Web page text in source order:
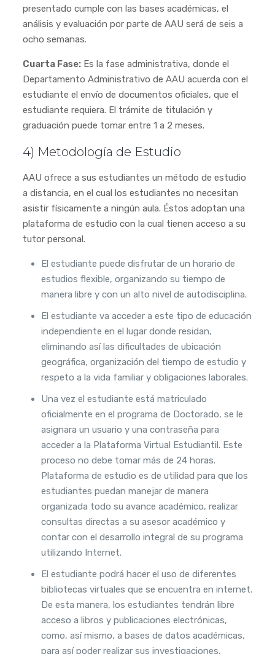
presentado cumple con las bases académicas, el
análisis y evaluación por parte de AAU será de seis a
ocho semanas.
Cuarta Fase:Es la fase administrativa, donde el
Departamento Administrativo de AAU acuerda con el
estudiante el envío de documentos oficiales, que el
estudiante requiera. El trámite de titulación y
graduación puede tomar entre 1 a 2 meses.
4) Metodología de Estudio
AAU ofrece a sus estudiantes un método de estudio
a distancia, en el cual los estudiantes no necesitan
asistir físicamente a ningún aula. Éstos adoptan una
plataforma de estudio con la cual tienen acceso a su
tutor personal.
El estudiante puede disfrutar de un horario de
estudios flexible, organizando su tiempo de
manera libre y con un alto nivel de autodisciplina.
El estudiante va acceder a este tipo de educación
independiente en el lugar donde residan,
eliminando así las dificultades de ubicación
geográfica, organización del tiempo de estudio y
respeto a la vida familiar y obligaciones laborales.
Una vez el estudiante está matriculado
oficialmente en el programa de Doctorado, se le
asignara un usuario y una contraseña para
acceder a la Plataforma Virtual Estudiantil. Este
proceso no debe tomar más de 24 horas.
Plataforma de estudio es de utilidad para que los
estudiantes puedan manejar de manera
organizada todo su avance académico, realizar
consultas directas a su asesor académico y
contar con el desarrollo integral de su programa
utilizando Internet.
El estudiante podrá hacer el uso de diferentes
bibliotecas virtuales que se encuentra en internet.
De esta manera, los estudiantes tendrán libre
acceso a libros y publicaciones electrónicas,
como, así mismo, a bases de datos académicas,
para así poder realizar sus investigaciones.